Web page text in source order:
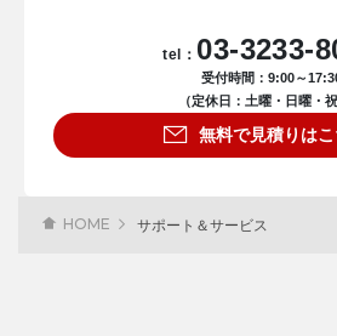
tel： 03-3233-
受付時間：9:00～
（定休日：土曜・日曜・祝
無料で見積りは
HOME サポート＆サービス